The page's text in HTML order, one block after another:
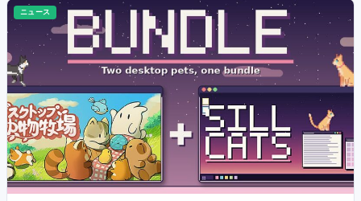
ニュース